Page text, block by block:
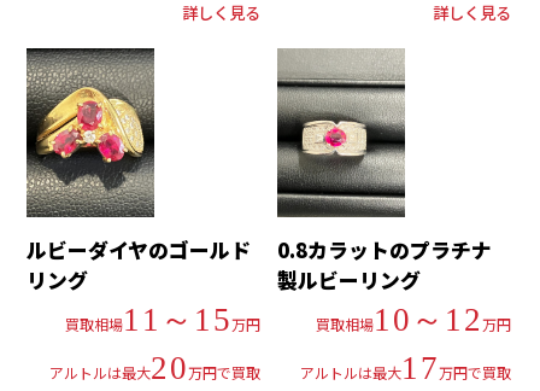
詳しく見る 詳しく見る
ルビーダイヤのゴールド
リング
買取相場11～15万円
アルトルは最大20万円で買取
0.8カラットのプラチナ
製ルビーリング
買取相場10～12万円
アルトルは最大17万円で買取